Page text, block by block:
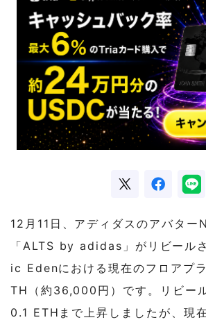
12月11日、アディダスのアバター
「ALTS by adidas」がリビール
ic Edenにおける現在のフロアプ
TH（約36,000円）です。リビー
0.1 ETHまで上昇しましたが、現